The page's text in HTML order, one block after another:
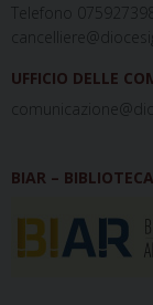
Telefono
UFFICIO DELLE
BIAR –